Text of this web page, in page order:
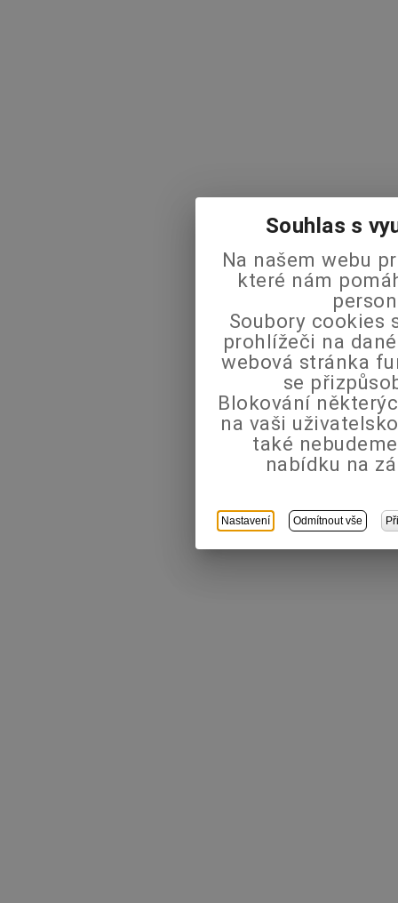
Souhlas s
Na našem webu
které nám
Soubory cookies
prohlížeči na
webová stránka
se
Blokování
na vaši
také
nabídku na
Nastavení Odmítnout vše